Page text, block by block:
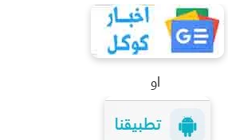
او